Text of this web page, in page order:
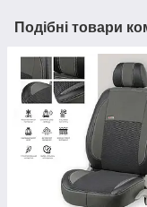
Подібні товари